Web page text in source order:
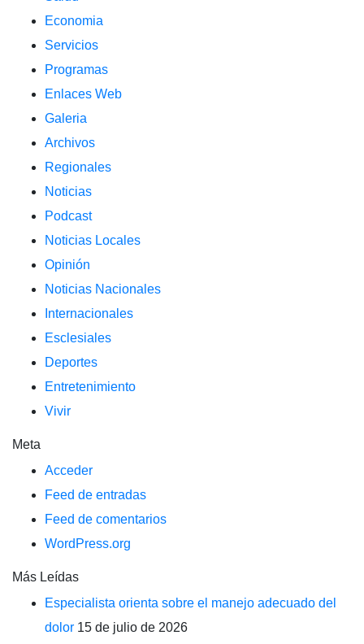
Economia
Servicios
Programas
Enlaces Web
Galeria
Archivos
Regionales
Noticias
Podcast
Noticias Locales
Opinión
Noticias Nacionales
Internacionales
Esclesiales
Deportes
Entretenimiento
Vivir
Meta
Acceder
Feed de entradas
Feed de comentarios
WordPress.org
Más Leídas
Especialista orienta sobre el manejo adecuado del
dolor 15 de julio de 2026